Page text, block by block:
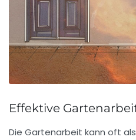
Effektive
Die Gartenarbeit kann oft